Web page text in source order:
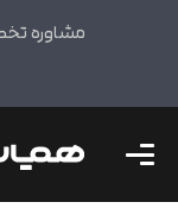
مشاوره